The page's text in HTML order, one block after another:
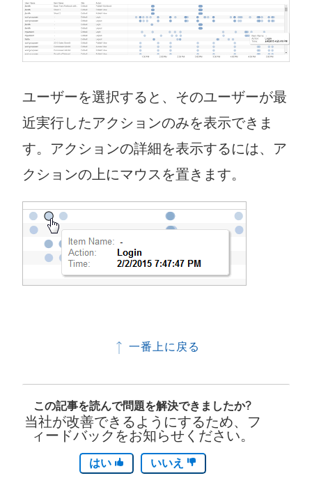
ユーザーを選択すると、そのユーザーが最
近実行したアクションのみを表示できま
す。アクションの詳細を表示するには、ア
クションの上にマウスを置きます。
一番上に戻る
この記事を読んで問題を解決できましたか?
当社が改善できるようにするため、フ
ィードバックをお知らせください。
はい いいえ